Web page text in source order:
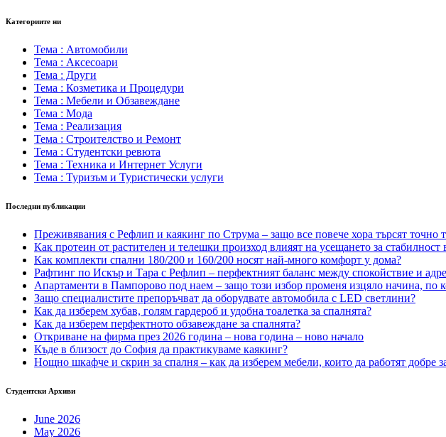
Категориите ни
Тема : Автомобили
Тема : Аксесоари
Тема : Други
Тема : Козметика и Процедури
Тема : Мебели и Обзавеждане
Тема : Мода
Тема : Реализация
Тема : Строителство и Ремонт
Тема : Студентски ревюта
Тема : Техника и Интернет Услуги
Тема : Туризъм и Туристически услуги
Последни публикации
Преживявания с Рефлип и каякинг по Струма – защо все повече хора търсят точно
Как протеин от растителен и телешки произход влияят на усещането за стабилност
Как комплекти спални 180/200 и 160/200 носят най-много комфорт у дома?
Рафтинг по Искър и Тара с Рефлип – перфектният баланс между спокойствие и
Апартаменти в Пампорово под наем – защо този избор променя изцяло начина, по
Защо специалистите препоръчват да оборудвате автомобила с LED светлини?
Как да изберем хубав, голям гардероб и удобна тоалетка за спалнята?
Как да изберем перфектното обзавеждане за спалнята?
Откриване на фирма през 2026 година – нова година – ново начало
Къде в близост до София да практикуваме каякинг?
Нощно шкафче и скрин за спалня – как да изберем мебели, които да работят добре
Студентски Архиви
June 2026
May 2026